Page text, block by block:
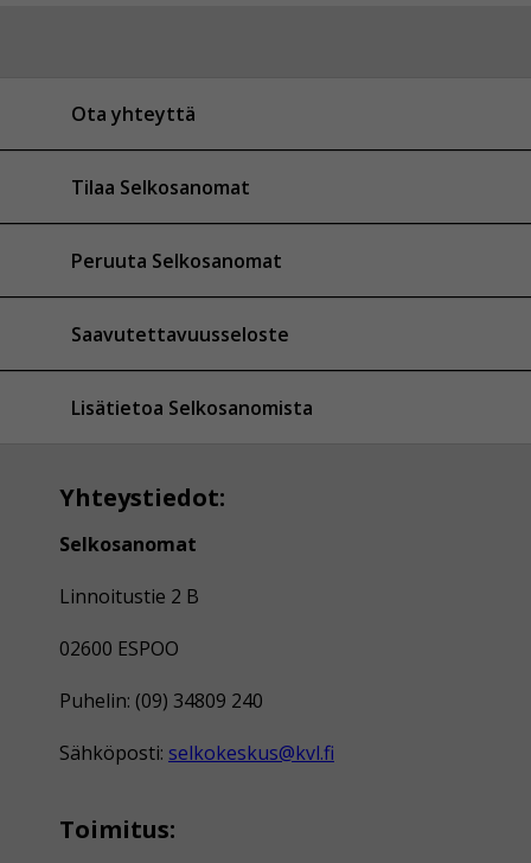
Ota yhteyttä
Tilaa Selkosanomat
Peruuta Selkosanomat
Saavutettavuusseloste
Lisätietoa Selkosanomista
Yhteystiedot:
Selkosanomat
Linnoitustie 2 B
02600 ESPOO
Puhelin: (09) 34809 240
Sähköposti: selkokeskus@kvl.fi
Toimitus: